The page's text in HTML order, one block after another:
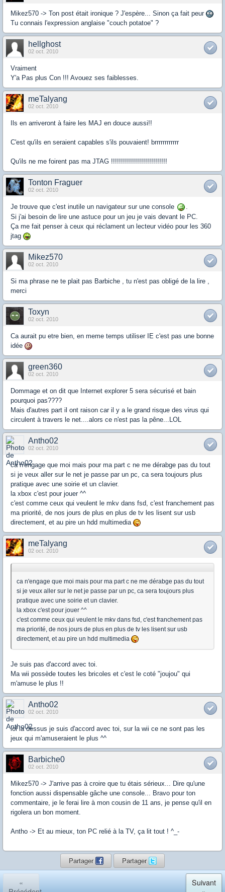
Mikez570 -> Ton post était ironique ? J'espère... Sinon ça fait peur
Tu connais l'expression anglaise "couch potatoe" ?
hellghost
02 oct. 2010
Vraiment
Y'a Pas plus Con !!! Avouez ses faiblesses.
meTalyang
02 oct. 2010
Ils en arriveront à faire les MAJ en douce aussi!!
C'est qu'ils en seraient capables s'ils pouvaient! brrrrrrrrrrrr
Qu'ils ne me foirent pas ma JTAG !!!!!!!!!!!!!!!!!!!!!!!!!!!!
Tonton Fraguer
02 oct. 2010
Je trouve que c'est inutile un navigateur sur une console
.
Si j'ai besoin de lire une astuce pour un jeu je vais devant le PC.
Ça me fait penser à ceux qui réclament un lecteur vidéo pour les 360
jtag
Mikez570
02 oct. 2010
Si ma phrase ne te plait pas Barbiche , tu n'est pas obligé de la lire ,
merci
Toxyn
02 oct. 2010
Ca aurait pu etre bien, en meme temps utiliser IE c'est pas une bonne
idée
green360
02 oct. 2010
Dommage et on dit que Internet explorer 5 sera sécurisé et bain
pourquoi pas????
Mais d'autres part il ont raison car il y a le grand risque des virus qui
circulent à travers le net....alors ce n'est pas la pêne...LOL
Antho02
02 oct. 2010
ca n'engage que moi mais pour ma part c ne me dérabge pas du tout
si je veux aller sur le net je passe par un pc, ca sera toujours plus
pratique avec une soirie et un clavier.
la xbox c'est pour jouer ^^
c'est comme ceux qui veulent le mkv dans fsd, c'est franchement pas
ma priorité, de nos jours de plus en plus de tv les lisent sur usb
directement, et au pire un hdd multimedia
meTalyang
02 oct. 2010
ca n'engage que moi mais pour ma part c ne me dérabge pas du tout
si je veux aller sur le net je passe par un pc, ca sera toujours plus
pratique avec une soirie et un clavier.
la xbox c'est pour jouer ^^
c'est comme ceux qui veulent le mkv dans fsd, c'est franchement pas
ma priorité, de nos jours de plus en plus de tv les lisent sur usb
directement, et au pire un hdd multimedia
Je suis pas d'accord avec toi.
Ma wii possède toutes les bricoles et c'est le coté "joujou" qui
m'amuse le plus !!
Antho02
02 oct. 2010
lol la dessus je suis d'accord avec toi, sur la wii ce ne sont pas les
jeux qui m'amuseraient le plus ^^
Barbiche0
02 oct. 2010
Mikez570 -> J'arrive pas à croire que tu étais sérieux... Dire qu'une
fonction aussi dispensable gâche une console... Bravo pour ton
commentaire, je le ferai lire à mon cousin de 11 ans, je pense qu'il en
rigolera un bon moment.
Antho -> Et au mieux, ton PC relié à la TV, ça lit tout ! ^_-
Partager Partager
«
Suivant